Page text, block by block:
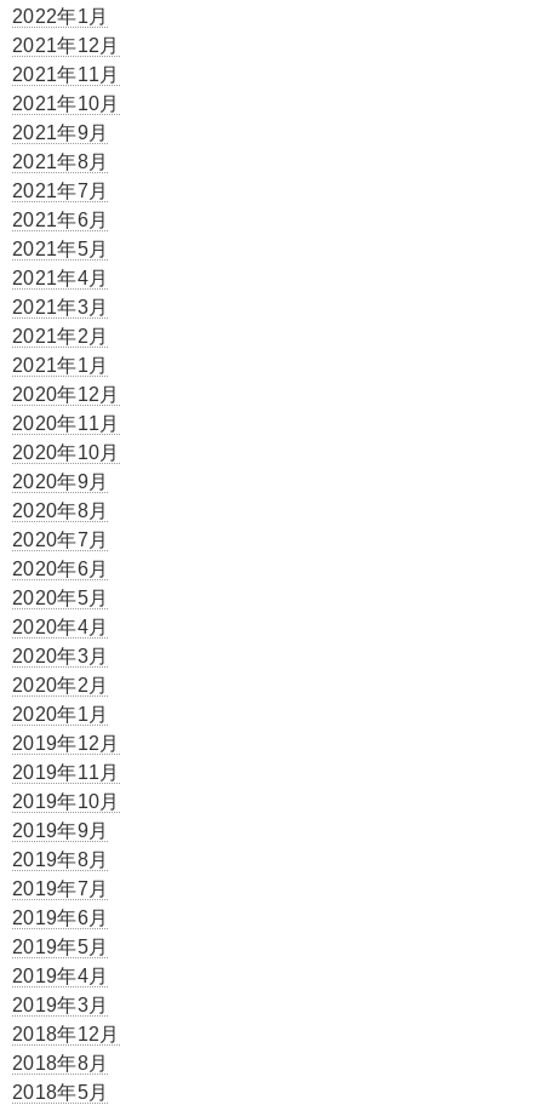
2022年1月
2021年12月
2021年11月
2021年10月
2021年9月
2021年8月
2021年7月
2021年6月
2021年5月
2021年4月
2021年3月
2021年2月
2021年1月
2020年12月
2020年11月
2020年10月
2020年9月
2020年8月
2020年7月
2020年6月
2020年5月
2020年4月
2020年3月
2020年2月
2020年1月
2019年12月
2019年11月
2019年10月
2019年9月
2019年8月
2019年7月
2019年6月
2019年5月
2019年4月
2019年3月
2018年12月
2018年8月
2018年5月